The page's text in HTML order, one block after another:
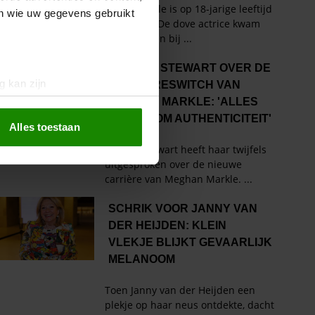
wie uw gegevens gebruikt
kan zijn
te bieden en om ons
partners voor social
die u aan ze heeft
met onze cookies als u
Alles toestaan